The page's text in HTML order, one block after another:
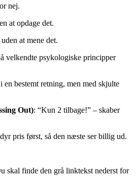
nej.
at opdage det.
at mene det.
velkendte psykologiske principper
en bestemt retning, men med skjulte
Out): “Kun 2 tilbage!” – skaber
pris først, så den næste ser billig ud.
skal finde den grå linktekst nederst for